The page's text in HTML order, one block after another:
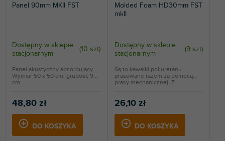
Panel 90mm MKII FST
Dostępny w sklepie
stacjonarnym
(10 szt)
48,80 zł
DO KOSZYKA
Panel akustyczny absorbujący.
Wymiar 50 x 50 cm, grubość 9
cm.
Molded Foam HD30mm FST
mkII
Dostępny w sklepie
stacjonarnym
(9 szt)
26,10 zł
DO KOSZYKA
Są to kawałki poliuretanu
prasowane razem za pomocą
prasy mechanicznej. Z...